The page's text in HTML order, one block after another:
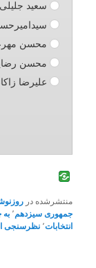
سعید جلیلی
محسن
محسن
علیرضا
منتشرشده در
جمهوری سیزدهم٬
انتخابات٬ نظرسنجی